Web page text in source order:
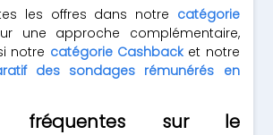
les offres dans notre catégorie
une approche complémentaire,
notre catégorie Cashbacket notre
des sondages rémunérés en
fréquentes sur le